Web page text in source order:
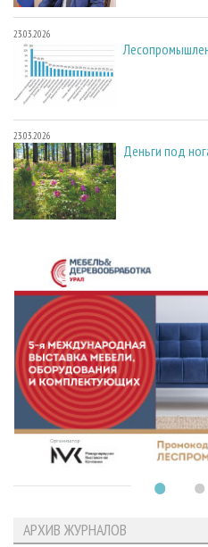
23.03.2026
23.03.2026
Деньги под
АРХИВ ЖУРНАЛОВ